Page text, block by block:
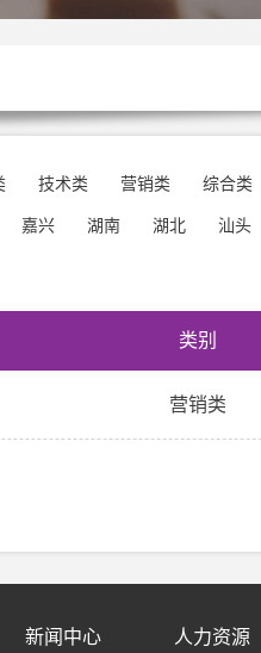
技术类 营销类 综合类
嘉兴 湖南 湖北 汕头
类别
营销类
新闻中心 人力资源